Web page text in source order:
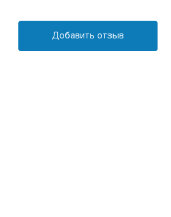
Добавить отзыв